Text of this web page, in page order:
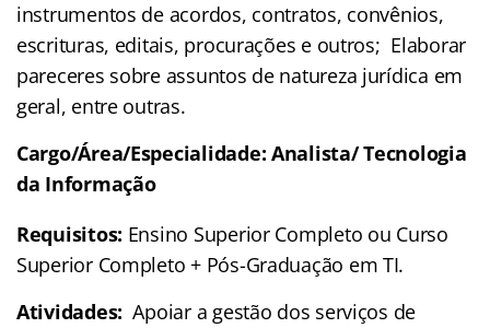
instrumentos de acordos, contratos, convênios,
escrituras, editais, procurações e outros; Elaborar
pareceres sobre assuntos de natureza jurídica em
geral, entre outras.
Cargo/Área/Especialidade: Analista/ Tecnologia
da Informação
Requisitos: Ensino Superior Completo ou Curso
Superior Completo + Pós-Graduação em TI.
Atividades: Apoiar a gestão dos serviços de